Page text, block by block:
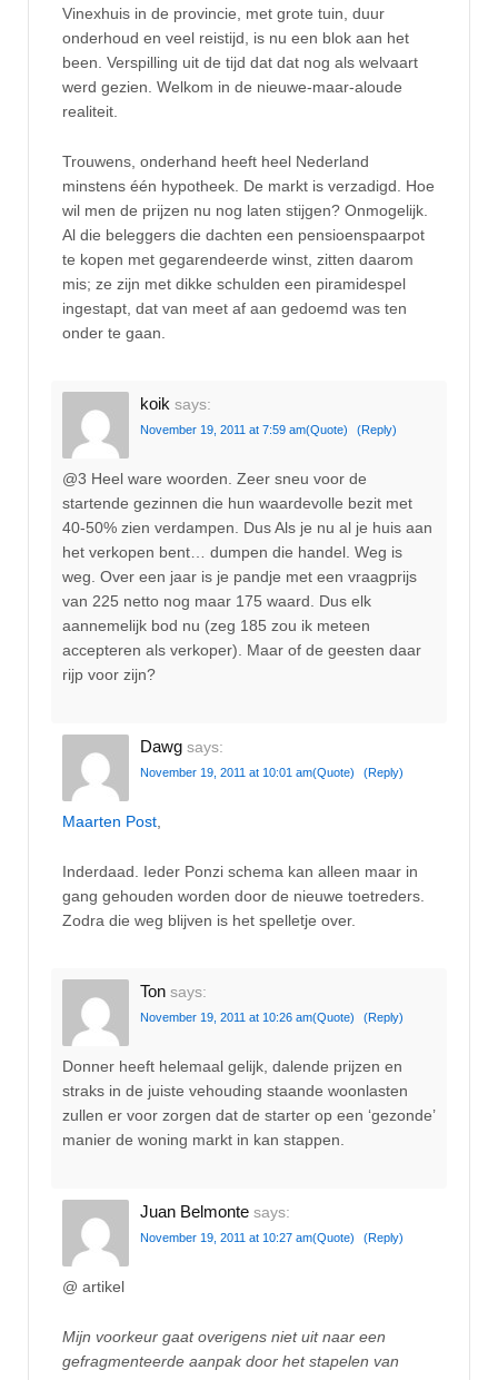
Vinexhuis in de provincie, met grote tuin, duur
onderhoud en veel reistijd, is nu een blok aan het
been. Verspilling uit de tijd dat dat nog als welvaart
werd gezien. Welkom in de nieuwe-maar-aloude
realiteit.
Trouwens, onderhand heeft heel Nederland
minstens één hypotheek. De markt is verzadigd. Hoe
wil men de prijzen nu nog laten stijgen? Onmogelijk.
Al die beleggers die dachten een pensioenspaarpot
te kopen met gegarendeerde winst, zitten daarom
mis; ze zijn met dikke schulden een piramidespel
ingestapt, dat van meet af aan gedoemd was ten
onder te gaan.
koik says:
November 19, 2011 at 7:59 am(Quote) (Reply)
@3 Heel ware woorden. Zeer sneu voor de
startende gezinnen die hun waardevolle bezit met
40-50% zien verdampen. Dus Als je nu al je huis aan
het verkopen bent… dumpen die handel. Weg is
weg. Over een jaar is je pandje met een vraagprijs
van 225 netto nog maar 175 waard. Dus elk
aannemelijk bod nu (zeg 185 zou ik meteen
accepteren als verkoper). Maar of de geesten daar
rijp voor zijn?
Dawg says:
November 19, 2011 at 10:01 am(Quote) (Reply)
Maarten Post,
Inderdaad. Ieder Ponzi schema kan alleen maar in
gang gehouden worden door de nieuwe toetreders.
Zodra die weg blijven is het spelletje over.
Ton says:
November 19, 2011 at 10:26 am(Quote) (Reply)
Donner heeft helemaal gelijk, dalende prijzen en
straks in de juiste vehouding staande woonlasten
zullen er voor zorgen dat de starter op een ‘gezonde’
manier de woning markt in kan stappen.
Juan Belmonte says:
November 19, 2011 at 10:27 am(Quote) (Reply)
@ artikel
Mijn voorkeur gaat overigens niet uit naar een
gefragmenteerde aanpak door het stapelen van